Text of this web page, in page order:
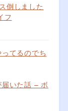
倒しました
フ
てるのでち
いた話 – ボ